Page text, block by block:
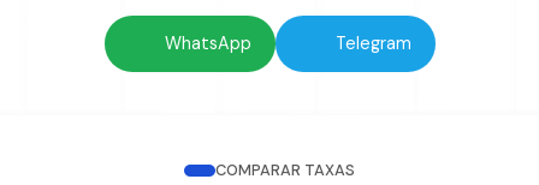
WhatsApp Telegram
COMPARAR TAXAS